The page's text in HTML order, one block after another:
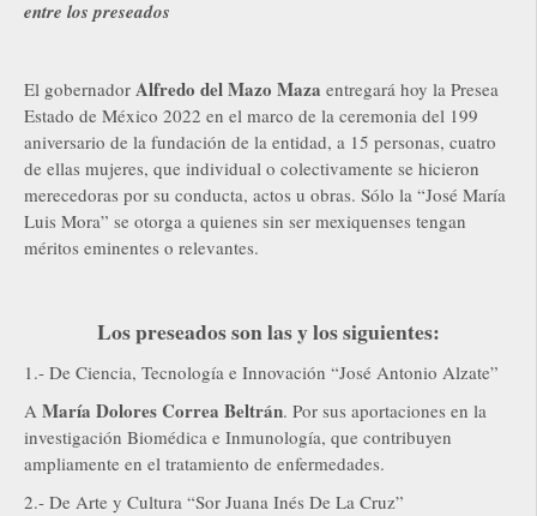
entre los preseados
El gobernador Alfredo del Mazo Maza entregará hoy la Presea
Estado de México 2022 en el marco de la ceremonia del 199
aniversario de la fundación de la entidad, a 15 personas, cuatro
de ellas mujeres, que individual o colectivamente se hicieron
merecedoras por su conducta, actos u obras. Sólo la “José María
Luis Mora” se otorga a quienes sin ser mexiquenses tengan
méritos eminentes o relevantes.
Los preseados son las y los siguientes:
1.- De Ciencia, Tecnología e Innovación “José Antonio Alzate”
A María Dolores Correa Beltrán. Por sus aportaciones en la
investigación Biomédica e Inmunología, que contribuyen
ampliamente en el tratamiento de enfermedades.
2.- De Arte y Cultura “Sor Juana Inés De La Cruz”